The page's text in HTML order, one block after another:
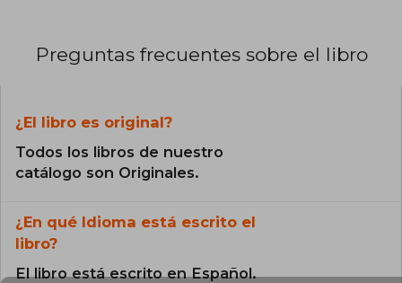
Preguntas frecuentes sobre el libro
¿El libro es original?
Todos los libros de nuestro
catálogo son Originales.
¿En qué Idioma está escrito el
libro?
El libro está escrito en Español.